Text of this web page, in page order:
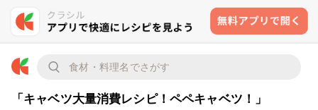
「キャベツ大量消費レシピ！ペペキャベツ！」